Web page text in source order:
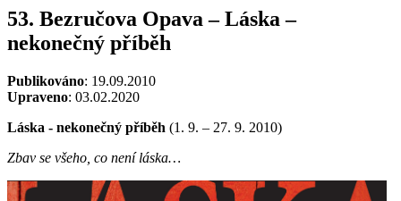
53. Bezručova Opava – Láska –
nekonečný příběh
Publikováno: 19.09.2010
Upraveno: 03.02.2020
Láska - nekonečný příběh (1. 9. – 27. 9. 2010)
Zbav se všeho, co není láska…